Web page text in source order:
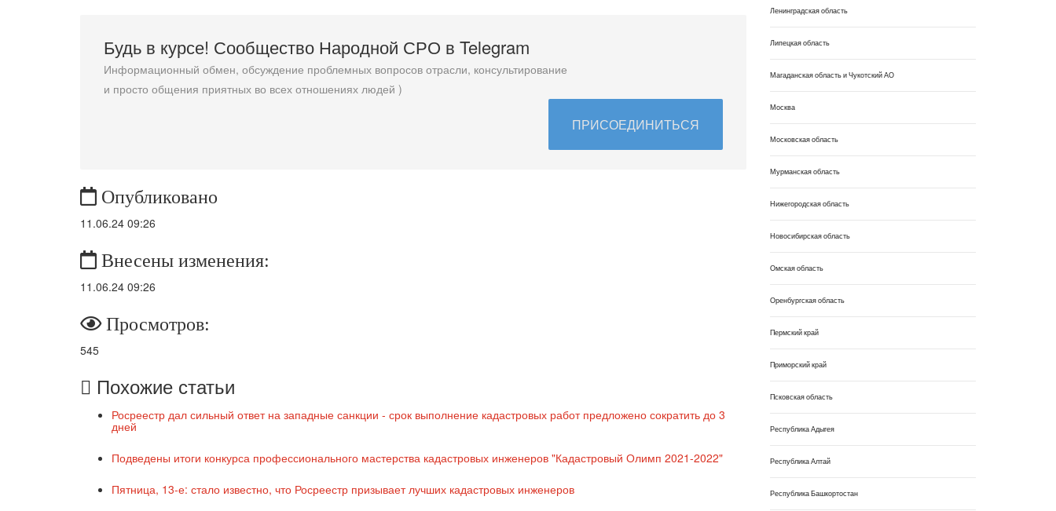
Будь в курсе! Сообщество Народной СРО в Telegram
Информационный обмен, обсуждение проблемных вопросов отрасли, консультирование
и просто общения приятных во всех отношениях людей )
ПРИСОЕДИНИТЬСЯ
Опубликовано
11.06.24 09:26
Внесены изменения:
11.06.24 09:26
Просмотров:
545
Похожие статьи
Росреестр дал сильный ответ на западные санкции - срок выполнение кадастровых работ предложено сократить до 3
дней
Подведены итоги конкурса профессионального мастерства кадастровых инженеров "Кадастровый Олимп 2021-2022"
Пятница, 13-е: стало известно, что Росреестр призывает лучших кадастровых инженеров
Ленинградская область
Липецкая область
Магаданская область и Чукотский АО
Москва
Московская область
Мурманская область
Нижегородская область
Новосибирская область
Омская область
Оренбургская область
Пермский край
Приморский край
Псковская область
Республика Адыгея
Республика Алтай
Республика Башкортостан